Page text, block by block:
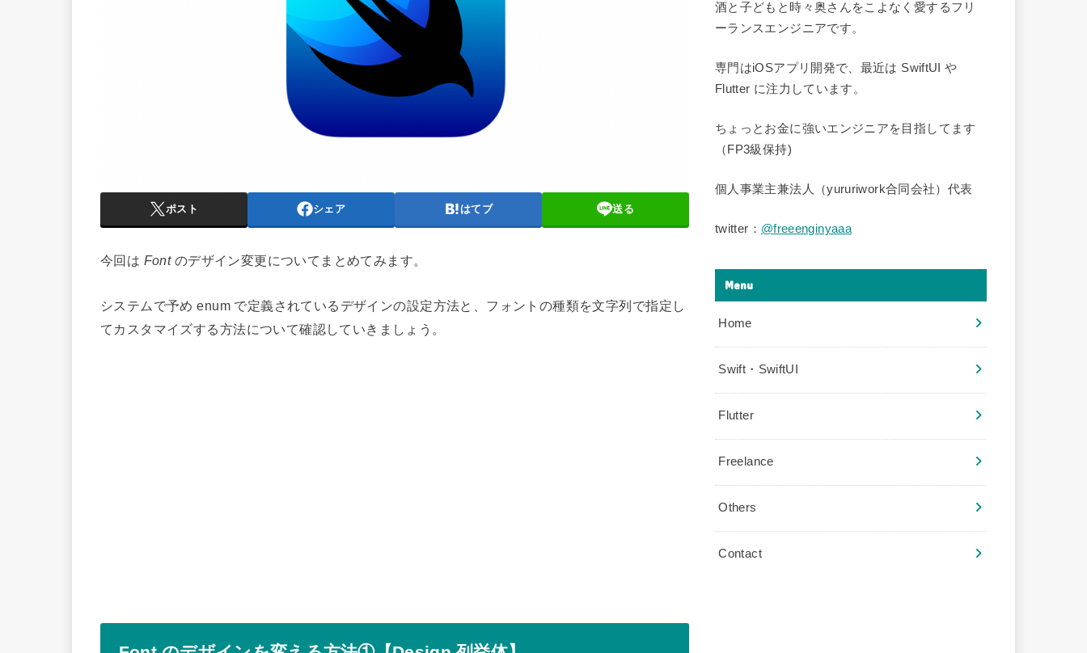
ポスト シェア はてブ 送る
今回は Fontのデザイン変更についてまとめてみます。
システムで予め enum で定義されているデザインの設定方法と、フォントの種類を文字列で指定し
てカスタマイズする方法について確認していきましょう。
酒と子どもと時々奥さんをこよなく愛するフリ
ーランスエンジニアです。
専門はiOSアプリ開発で、最近は SwiftUI や
Flutter に注力しています。
ちょっとお金に強いエンジニアを目指してます
（FP3級保持)
個人事業主兼法人（yururiwork合同会社）代表
twitter： @freeenginyaaa
Menu
Home
Swift・SwiftUI
Flutter
Freelance
Others
Contact